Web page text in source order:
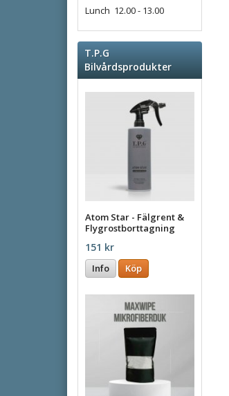
Lunch 12.00 - 13.00
T.P.G
Bilvårdsprodukter
Atom Star - Fälgrent &
Flygrostborttagning
151 kr
Info Köp